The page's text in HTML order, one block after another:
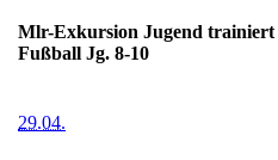
Mlr-Exkursion Jugend trainiert
Fußball Jg. 8-10
29.04.